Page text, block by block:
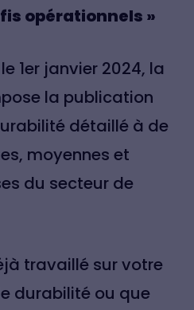
opérationnels »
1er janvier 2024, la
la publication
détaillé à de
moyennes et
du secteur de
travaillé sur votre
durabilité ou que